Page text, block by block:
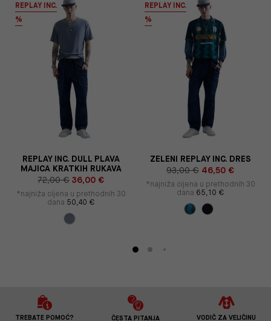
REPLAY INC.
%
REPLAY INC. DULL PLAVA
MAJICA KRATKIH RUKAVA
72,00 € 36,00 €
*najniža cijena u prethodnih 30
dana 50,40 €
REPLAY INC.
%
ZELENI REPLAY INC. DRES
93,00 € 46,50 €
*najniža cijena u prethodnih 30
dana 65,10 €
TREBATE POMOĆ? ČESTA PITANJA VODIČ ZA VELIČINU